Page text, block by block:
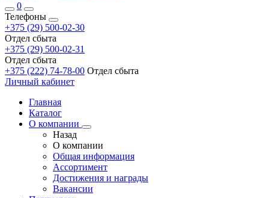
0
Телефоны
+375 (29) 500-02-30
Отдел сбыта
+375 (29) 500-02-31
Отдел сбыта
+375 (222) 74-78-00 Отдел сбыта
Личный кабинет
Главная
Каталог
О компании
Назад
О компании
Общая информация
Ассортимент
Достижения и награды
Вакансии